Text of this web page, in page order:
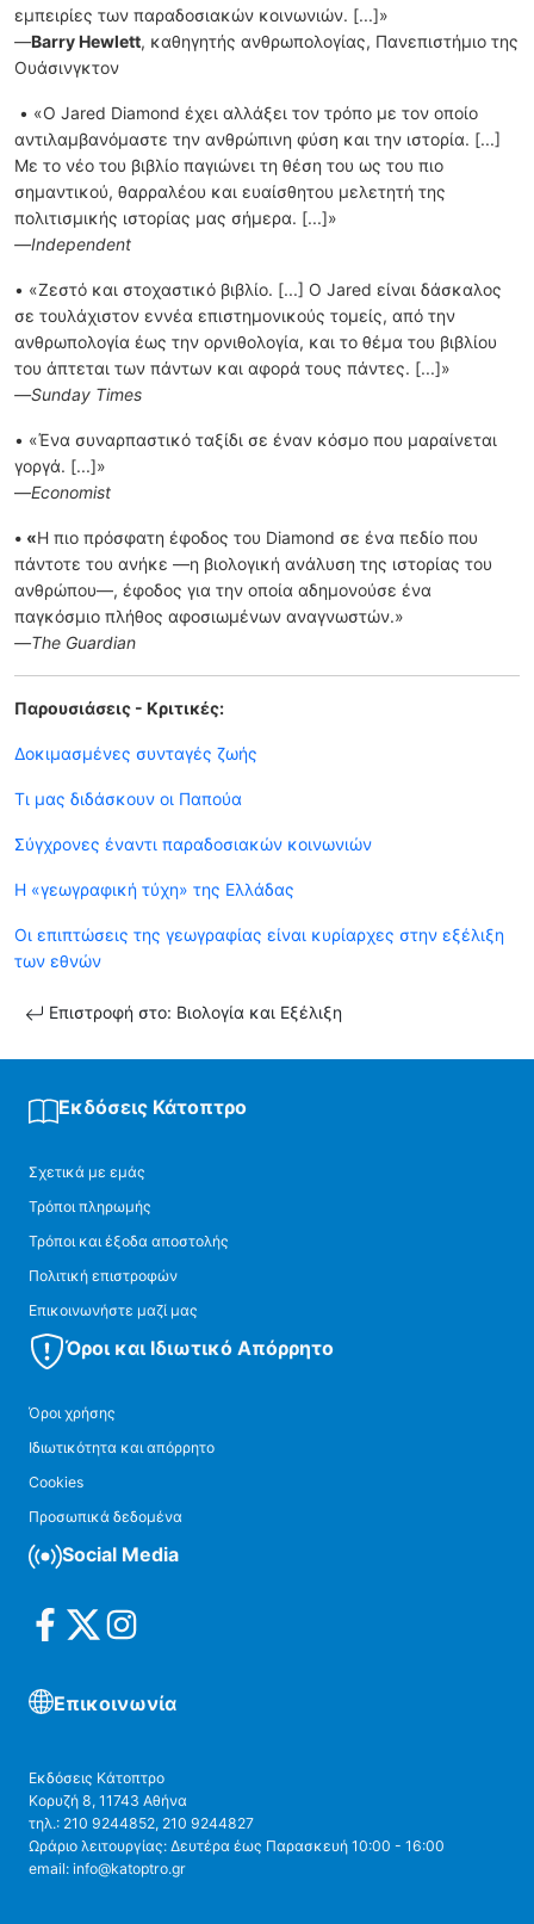
εμπειρίες των παραδοσιακών κοινωνιών. [...]»
—Βarry Hewlett, καθηγητής ανθρωπολογίας, Πανεπιστήμιο της
Ουάσινγκτον
• «Ο Jared Diamond έχει αλλάξει τον τρόπο με τον οποίο
αντιλαμβανόμαστε την ανθρώπινη φύση και την ιστορία. [...]
Με το νέο του βιβλίο παγιώνει τη θέση του ως του πιο
σημαντικού, θαρραλέου και ευαίσθητου μελετητή της
πολιτισμικής ιστορίας μας σήμερα. [...]»
—Independent
• «Ζεστό και στοχαστικό βιβλίο. [...] Ο Jared είναι δάσκαλος
σε τουλάχιστον εννέα επιστημονικούς τομείς, από την
ανθρωπολογία έως την ορνιθολογία, και το θέμα του βιβλίου
του άπτεται των πάντων και αφορά τους πάντες. [...]»
—Sunday Times
• «Ένα συναρπαστικό ταξίδι σε έναν κόσμο που μαραίνεται
γοργά. [...]»
—Economist
• «Η πιο πρόσφατη έφοδος του Diamond σε ένα πεδίο που
πάντοτε του ανήκε —η βιολογική ανάλυση της ιστορίας του
ανθρώπου—, έφοδος για την οποία αδημονούσε ένα
παγκόσμιο πλήθος αφοσιωμένων αναγνωστών.»
—The Guardian
Παρουσιάσεις - Κριτικές:
Δοκιμασμένες συνταγές ζωής
Τι μας διδάσκουν οι Παπούα
Σύγχρονες έναντι παραδοσιακών κοινωνιών
Η «γεωγραφική τύχη» της Ελλάδας
Οι επιπτώσεις της γεωγραφίας είναι κυρίαρχες στην εξέλιξη
των εθνών
Επιστροφή στο: Βιολογία και Εξέλιξη
Εκδόσεις Κάτοπτρο
Σχετικά με εμάς
Τρόποι πληρωμής
Τρόποι και έξοδα αποστολής
Πολιτική επιστροφών
Επικοινωνήστε μαζί μας
Όροι και Ιδιωτικό Απόρρητο
Όροι χρήσης
Ιδιωτικότητα και απόρρητο
Cookies
Προσωπικά δεδομένα
Social Media
Επικοινωνία
Εκδόσεις Κάτοπτρο
Κορυζή 8, 11743 Αθήνα
τηλ.: 210 9244852, 210 9244827
Ωράριο λειτουργίας: Δευτέρα έως Παρασκευή 10:00 - 16:00
email: info@katoptro.gr